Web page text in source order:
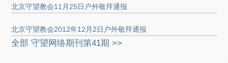
北京守望教会11月25日户外敬拜通报
北京守望教会2012年12月2日户外敬拜通报
全部 守望网络期刊第41期 >>